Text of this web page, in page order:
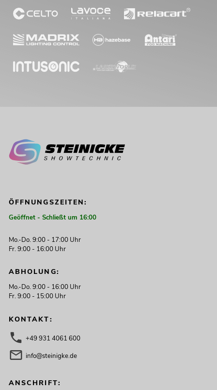
ÖFFNUNGSZEITEN:
Geöffnet - Schließt um 16:00
Mo.-Do. 9:00 - 17:00 Uhr
Fr. 9:00 - 16:00 Uhr
ABHOLUNG:
Mo.-Do. 9:00 - 16:00 Uhr
Fr. 9:00 - 15:00 Uhr
KONTAKT:
+49 931 4061 600
info@steinigke.de
ANSCHRIFT: